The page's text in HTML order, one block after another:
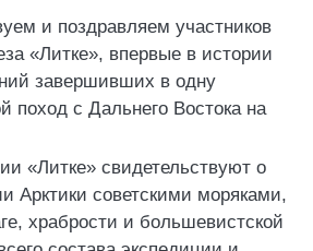
и поздравляем участников
«Литке», впервые в истории
завершивших в одну
поход с Дальнего Востока на
«Литке» свидетельствуют о
Арктики советскими моряками,
храбрости и большевистской